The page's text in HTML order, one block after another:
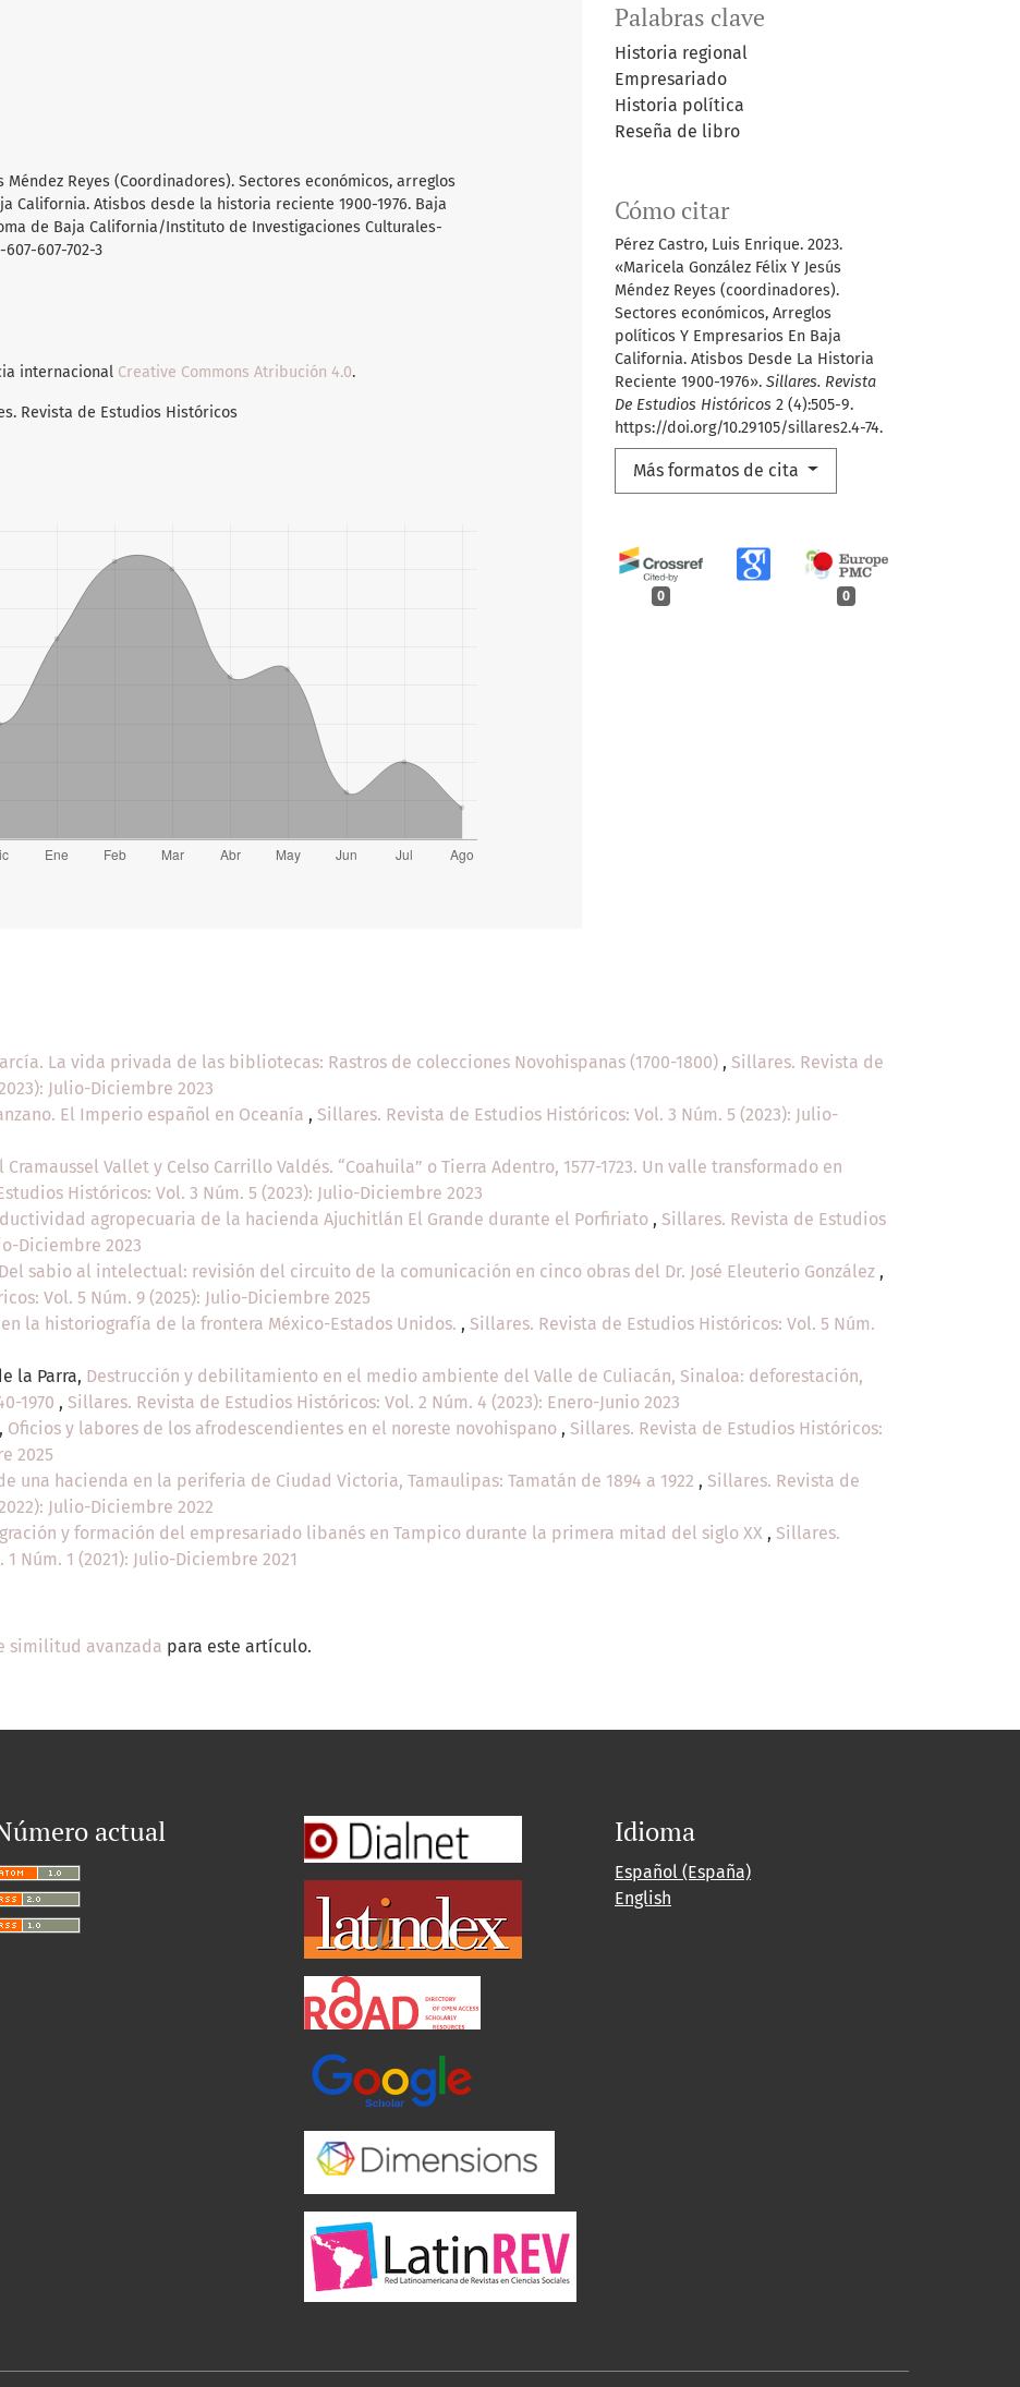
Palabras clave
Historia regional
Empresariado
Historia política
Reseña de libro
Cómo citar
Pérez Castro, Luis Enrique. 2023.
«Maricela González Félix Y Jesús
Méndez Reyes (coordinadores).
Sectores económicos, Arreglos
políticos Y Empresarios En Baja
California. Atisbos Desde La Historia
Reciente 1900-1976». Sillares. Revista
De Estudios Históricos 2 (4):505-9.
https://doi.org/10.29105/sillares2.4-74.
Más formatos de cita
0 0
Méndez Reyes (Coordinadores). Sectores económicos, arreglos
California. Atisbos desde la historia reciente 1900-1976. Baja
de Baja California/Instituto de Investigaciones Culturales-
607-607-702-3
internacional Creative Commons Atribución 4.0.
Revista de Estudios Históricos
La vida privada de las bibliotecas: Rastros de colecciones Novohispanas (1700-1800) , Sillares. Revista de
Julio-Diciembre 2023
El Imperio español en Oceanía , Sillares. Revista de Estudios Históricos: Vol. 3 Núm. 5 (2023): Julio-
Cramaussel Vallet y Celso Carrillo Valdés. “Coahuila” o Tierra Adentro, 1577-1723. Un valle transformado en
Históricos: Vol. 3 Núm. 5 (2023): Julio-Diciembre 2023
agropecuaria de la hacienda Ajuchitlán El Grande durante el Porfiriato , Sillares. Revista de Estudios
Diciembre 2023
Del sabio al intelectual: revisión del circuito de la comunicación en cinco obras del Dr. José Eleuterio González ,
Vol. 5 Núm. 9 (2025): Julio-Diciembre 2025
la historiografía de la frontera México-Estados Unidos. , Sillares. Revista de Estudios Históricos: Vol. 5 Núm.
la Parra, Destrucción y debilitamiento en el medio ambiente del Valle de Culiacán, Sinaloa: deforestación,
1970 , Sillares. Revista de Estudios Históricos: Vol. 2 Núm. 4 (2023): Enero-Junio 2023
Oficios y labores de los afrodescendientes en el noreste novohispano , Sillares. Revista de Estudios Históricos:
2025
una hacienda en la periferia de Ciudad Victoria, Tamaulipas: Tamatán de 1894 a 1922 , Sillares. Revista de
Julio-Diciembre 2022
y formación del empresariado libanés en Tampico durante la primera mitad del siglo XX , Sillares.
Núm. 1 (2021): Julio-Diciembre 2021
similitud avanzada para este artículo.
actual Idioma
Español (España)
English